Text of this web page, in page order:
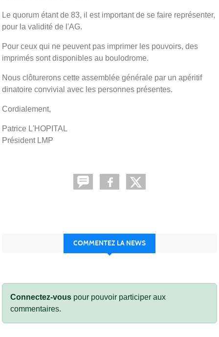
Le quorum étant de 83, il est important de se faire représenter,
pour la validité de l'AG.
Pour ceux qui ne peuvent pas imprimer les pouvoirs, des
imprimés sont disponibles au boulodrome.
Nous clôturerons cette assemblée générale par un apéritif
dinatoire convivial avec les personnes présentes.
Cordialement,
Patrice L'HOPITAL
Président LMP
COMMENTEZ LA NEWS
Connectez-vous pour pouvoir participer aux
commentaires.